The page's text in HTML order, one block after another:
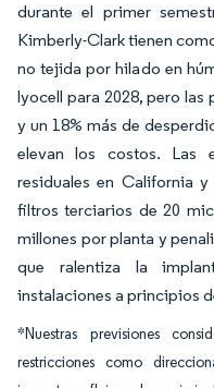
durante el primer
Kimberly-Clark tienen
no tejida por hilado en
lyocell para 2028, pero las
y un 18% más de
elevan los costos. Las
residuales en California
filtros terciarios de 20
millones por planta y
que ralentiza la
instalaciones a principios
*Nuestras previsiones
restricciones como